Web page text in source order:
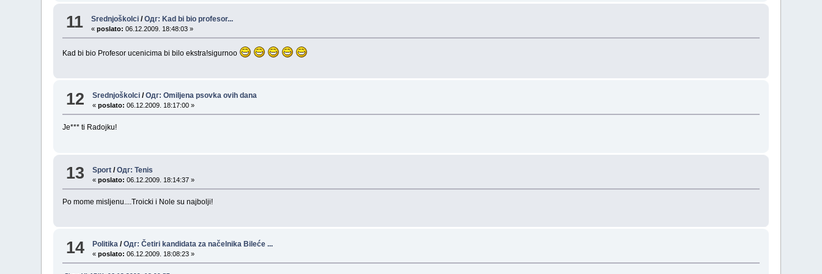
11 Srednjoškolci /Одг: Kad bi bio profesor...
«poslato: 06.12.2009. 18:48:03 »
Kad bi bio Profesor ucenicima bi bilo ekstra!sigurnoo
12 Srednjoškolci /Одг: Omiljena psovka ovih dana
«poslato: 06.12.2009. 18:17:00 »
Je*** ti Radojku!
13 Sport /Одг: Tenis
«poslato: 06.12.2009. 18:14:37 »
Po mome misljenu....Troicki i Nole su najbolji!
14 Politika /Одг: Četiri kandidata za načelnika Bileće ...
«poslato: 06.12.2009. 18:08:23 »